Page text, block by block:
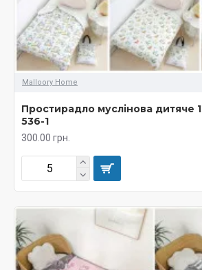
Malloory Home
Простирадло муслінова дитяче
536-1
300.00 грн.